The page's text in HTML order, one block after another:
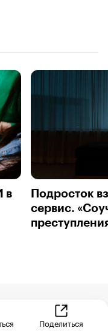
в
Подросток
сервис.
поделитесь
Поделиться